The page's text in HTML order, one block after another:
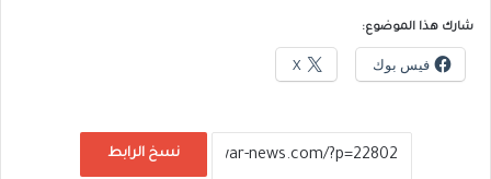
شارك هذا الموضوع:
فيس بوك X
نسخ الرابط